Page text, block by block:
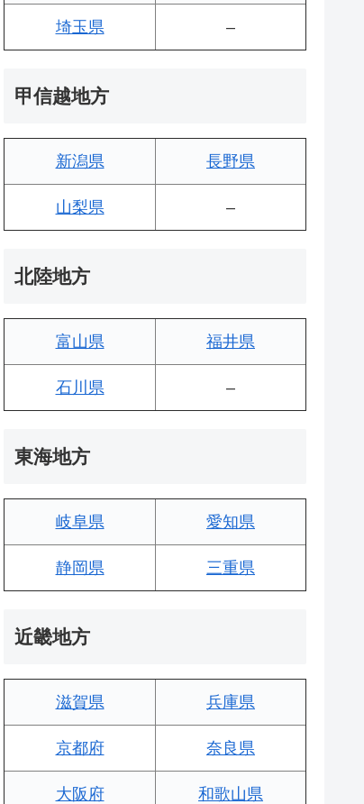
埼玉県 –
甲信越地方
新潟県 長野県
山梨県 –
北陸地方
富山県 福井県
石川県 –
東海地方
岐阜県 愛知県
静岡県 三重県
近畿地方
滋賀県 兵庫県
京都府 奈良県
大阪府 和歌山県